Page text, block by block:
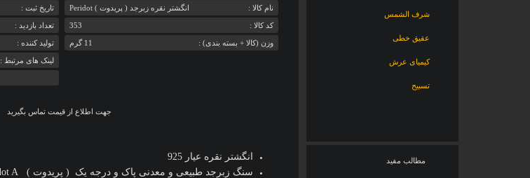
شرف الشمس
عقیق خطی
کیمیای عرش
تسبیح
مطالب مفید
انگشتر نقره زبرجد ( پریدوت ) Peridot نام کالا :
353 کد کالا :
11 گرم وزن (کالا + بسته بندی) :
تاريخ ثبت :
تعداد بازديد :
تولید کننده :
لینک های مرتبط :
جهت اطلاع از قیمت تماس بگیرید
انگشتر نقره عیار 925
سنگ زبرجد طبیعی و معدنی پاک و درجه یک ( پریدوت ) Peridot A